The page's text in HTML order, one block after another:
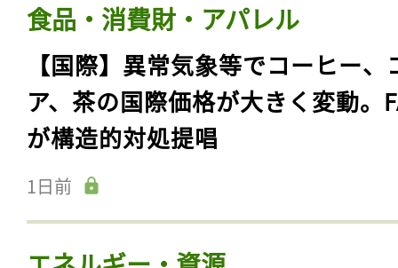
食品・消費財・アパレル
【国際】異常気象等でコーヒー、
ア、茶の国際価格が大きく変動。
が構造的対処提唱
1日前